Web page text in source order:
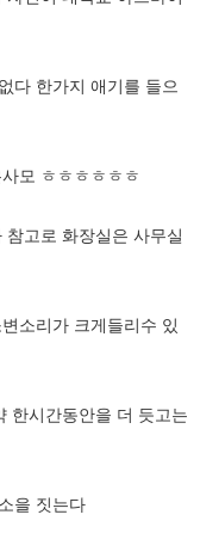
다 한가지 애기를 들으
모 ㅎㅎㅎㅎㅎㅎ
고로 화장실은 사무실
소리가 크게들리수 있
한시간동안을 더 듯고는
을 짓는다